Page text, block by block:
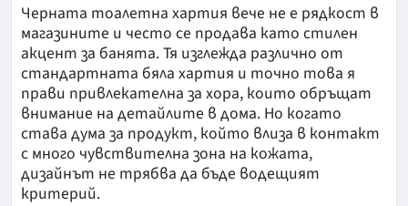
Черната тоалетна хартия вече не е рядкост в
магазините и често се продава като стилен
акцент за банята. Тя изглежда различно от
стандартната бяла хартия и точно това я
прави привлекателна за хора, които обръщат
внимание на детайлите в дома. Но когато
става дума за продукт, който влиза в контакт
с много чувствителна зона на кожата,
дизайнът не трябва да бъде водещият
критерий.